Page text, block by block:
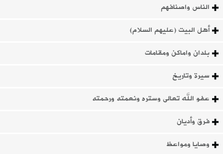
الناس واصنافهم
أهل البيت (عليهم السلام)
بلدان واماكن ومقامات
سيرة وتاريخ
عفو الله تعالى وستره ونعمته ورحمته
فرق وأديان
وصايا ومواعظ